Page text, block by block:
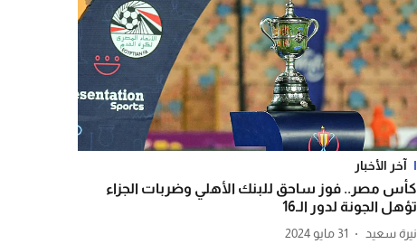
آخر الأخبار
كأس مصر.. فوز ساحق للبنك الأهلي وضربات الجزاء
تؤهل الجونة لدور الـ16
نيرة سعيد 31 مايو 2024